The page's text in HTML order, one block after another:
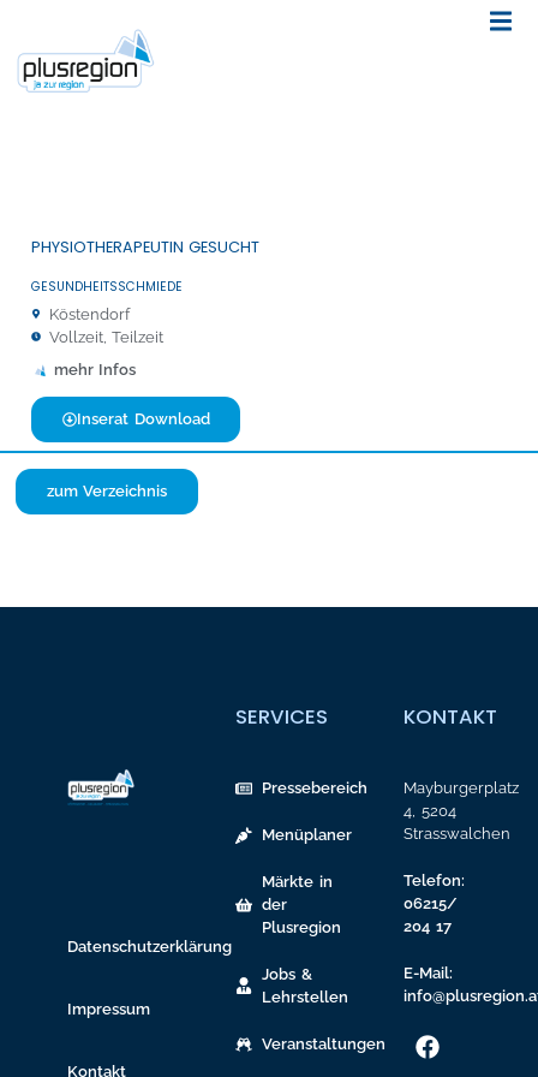
PHYSIOTHERAPEUTIN GESUCHT
GESUNDHEITSSCHMIEDE
Köstendorf
Vollzeit, Teilzeit
mehr Infos
Inserat Download
zum Verzeichnis
Datenschutzerklärung
Impressum
Kontakt
SERVICES
Pressebereich
Menüplaner
Märkte in
der
Plusregion
Jobs &
Lehrstellen
Veranstaltungen
KONTAKT
Mayburgerplatz
4, 5204
Strasswalchen
Telefon:
06215/
204 17
E-Mail: